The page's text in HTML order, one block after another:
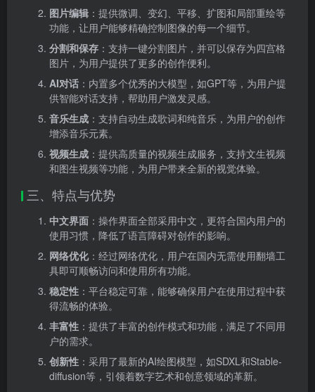
图片编辑 ：提供微调、变幻、平移、扩图和局部重绘等
功能，让用户能够精确控制图像的每一个细节。
分割和保存 ：支持一键分割图片，并可以保存为四宫格
图片，为用户提供了更多的创作便利。
AI对话 ：内置多个优秀的大模型，如GPT等，为用户提
供智能对话支持，帮助用户激发灵感。
音乐生成 ：支持自动生成歌词和纯音乐，为用户的创作
增添音乐元素。
视频生成 ：提供高质量的视频生成服务，支持文生视频
和图生视频等功能，为用户带来全新的视觉体验。
三、特点与优势
中文界面 ：操作界面全部采用中文，更符合国内用户的
使用习惯，降低了语言障碍对创作的影响。
网络优化：经过网络优化，用户在国内无需使用翻墙工
具即可顺畅访问和使用所有功能。
稳定性 ：平台稳定可靠，能够确保用户在使用过程中获
得流畅的体验。
丰富性 ：提供了丰富的创作模式和功能，满足了不同用
户的需求。
创新性 ：采用了最新的AI绘图模型，如SDXL和Stable-
diffusion等，引领着数字艺术和创意领域的革新。